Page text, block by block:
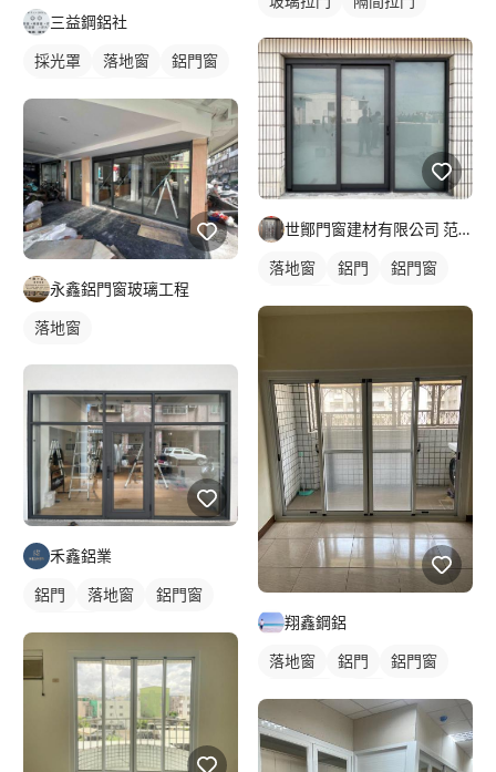
三益鋼鋁社
採光罩 落地窗
鋁門窗
永鑫鋁門窗玻璃工程
落地窗
禾鑫鋁業
鋁門 落地窗
鋁門窗
世鄮門窗建材有限公司 范先生
落地窗 鋁門
鋁門窗
翔鑫鋼鋁
落地窗 鋁門
鋁門窗
陽台窗戶